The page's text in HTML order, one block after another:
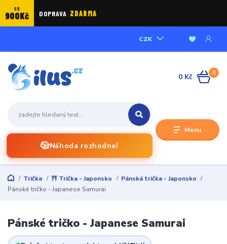
OD
900Kč DOPRAVA ZDARMA
Menu
CZK
🎲Náhoda rozhodne!
0
0 Kč
Trička ⛩️ Trička - Japonsko
Pánská trička - Japonsko
Pánské tričko - Japanese Samurai
Pánské tričko - Japanese Samurai